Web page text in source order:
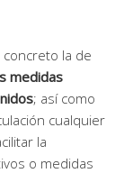
la de
medidas
; así como
cualquier
la
o medidas